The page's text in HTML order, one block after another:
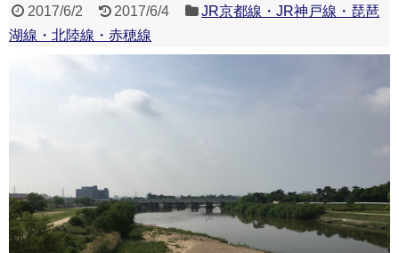
2017/6/2 2017/6/4
JR京都線・JR神戸線・琵琶
湖線・北陸線・赤穂線